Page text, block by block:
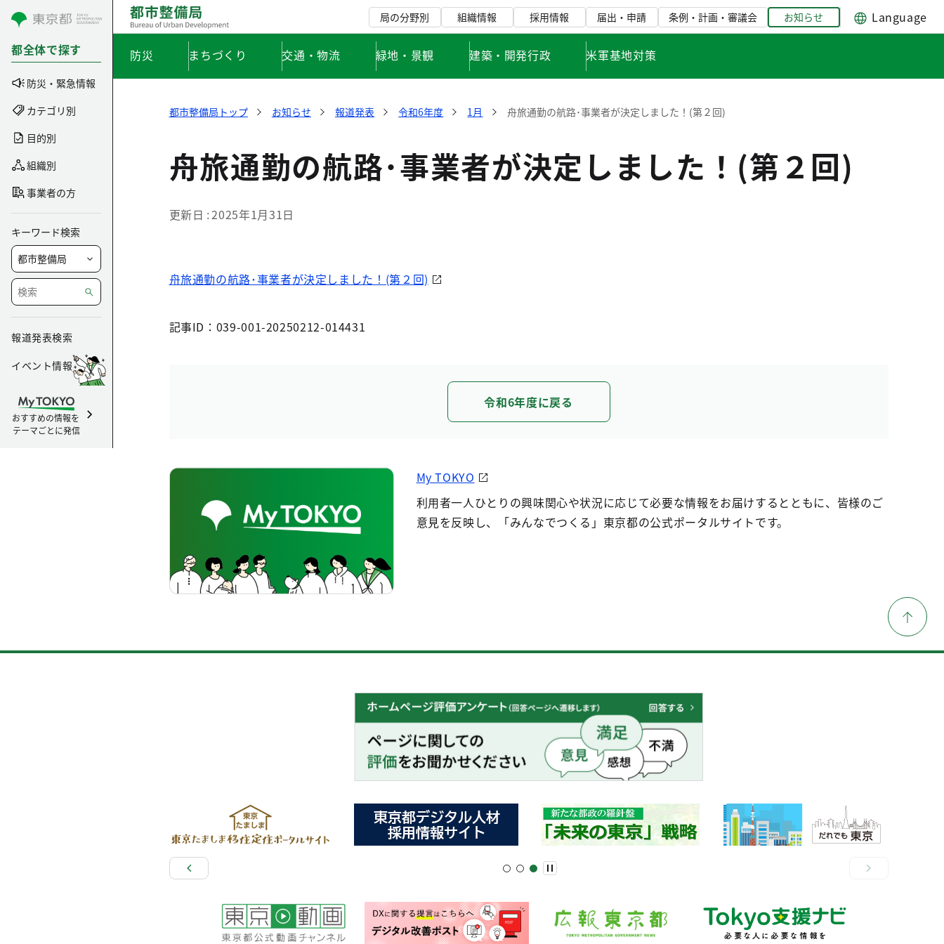
コンテンツにスキップ
都全体で探す
防災・緊急情報
カテゴリ別
目的別
組織別
事業者の方
キーワード検索
報道発表検索
イベント情報
おすすめの情報を
テーマごとに発信
局の分野別 組織情報 採用情報 届出・申請 条例・計画・審議会 お知らせ Language
防災 まちづくり 交通・物流 緑地・景観 建築・開発行政 米軍基地対策
都市整備局トップ お知らせ 報道発表 令和6年度 1月 舟旅通勤の航路･事業者が決定しました！(第２回)
舟旅通勤の航路･事業者が決定しました！(第２回)
更新日 2025年1月31日
舟旅通勤の航路･事業者が決定しました！(第２回)
記事ID：039-001-20250212-014431
令和6年度に戻る
My TOKYO
利用者一人ひとりの興味関心や状況に応じて必要な情報をお届けするとともに、皆様のご
意見を反映し、「みんなでつくる」東京都の公式ポータルサイトです。